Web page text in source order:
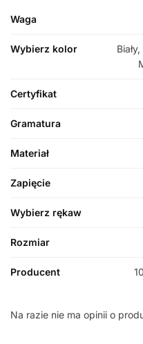
Waga
Wybierz kolor
Certyfikat
Gramatura
Materiał
Zapięcie
Wybierz rękaw
Rozmiar
Producent
Na razie nie ma opinii o